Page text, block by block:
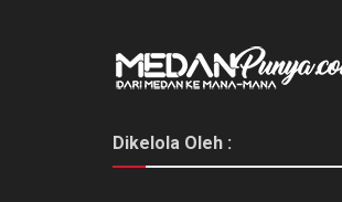
Dikelola Oleh :